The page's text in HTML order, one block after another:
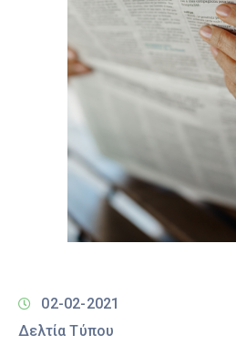
02-02-2021
Δελτία Τύπου